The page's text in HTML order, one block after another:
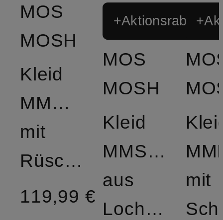
MOS
MOSH
Kleid
MMWALDY
mit
Rüschen
119,99 €
+Aktionsrabatt
MOS
MOSH
Kleid
MMSABRIA
aus
Lochspitze
mit